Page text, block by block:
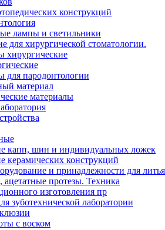
конструкций
лампы и светильники
для хирургической стоматологии.
хирургические
для пародонтологии
материал
материалы
капп, шин и индивидуальных ложек
керамических конструкций
и принадлежности для литья
протезы. Техника
изготовления пр
зуботехнической лаборатории
с воском